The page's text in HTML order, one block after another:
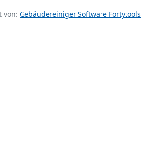
von: Gebäudereiniger Software Fortytools